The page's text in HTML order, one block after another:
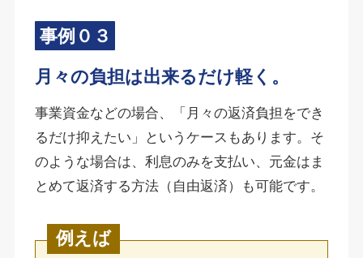
事例０３
月々の負担は出来るだけ軽く。
事業資金などの場合、「月々の返済負担をでき
るだけ抑えたい」というケースもあります。そ
のような場合は、利息のみを支払い、元金はま
とめて返済する方法（自由返済）も可能です。
例えば